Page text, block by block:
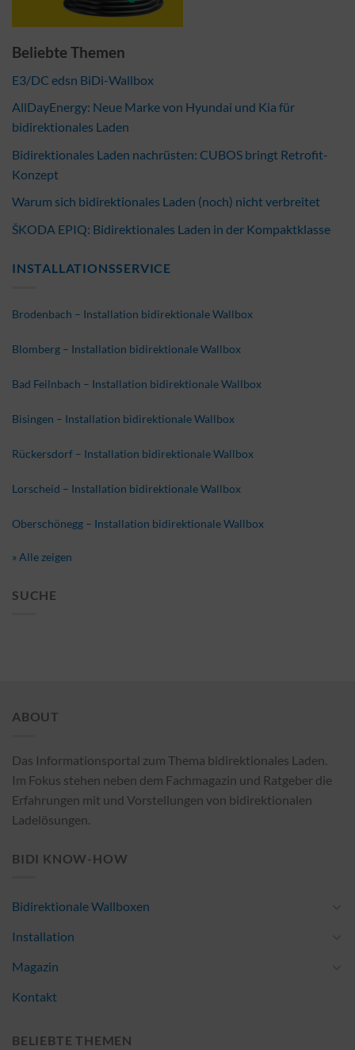
Beliebte Themen
E3/DC edsn BiDi-Wallbox
AllDayEnergy: Neue Marke von Hyundai und Kia für
bidirektionales Laden
Bidirektionales Laden nachrüsten: CUBOS bringt Retrofit-
Konzept
Warum sich bidirektionales Laden (noch) nicht verbreitet
ŠKODA EPIQ: Bidirektionales Laden in der Kompaktklasse
INSTALLATIONSSERVICE
Brodenbach – Installation bidirektionale Wallbox
Blomberg – Installation bidirektionale Wallbox
Bad Feilnbach – Installation bidirektionale Wallbox
Bisingen – Installation bidirektionale Wallbox
Rückersdorf – Installation bidirektionale Wallbox
Lorscheid – Installation bidirektionale Wallbox
Oberschönegg – Installation bidirektionale Wallbox
» Alle zeigen
SUCHE
ABOUT
Das Informationsportal zum Thema bidirektionales Laden.
Im Fokus stehen neben dem Fachmagazin und Ratgeber die
Erfahrungen mit und Vorstellungen von bidirektionalen
Ladelösungen.
BIDI KNOW-HOW
Bidirektionale Wallboxen
Installation
Magazin
Kontakt
BELIEBTE THEMEN